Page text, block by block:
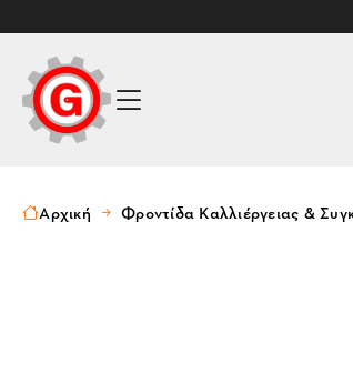
Αρχική Φροντίδα Καλλιέργειας &